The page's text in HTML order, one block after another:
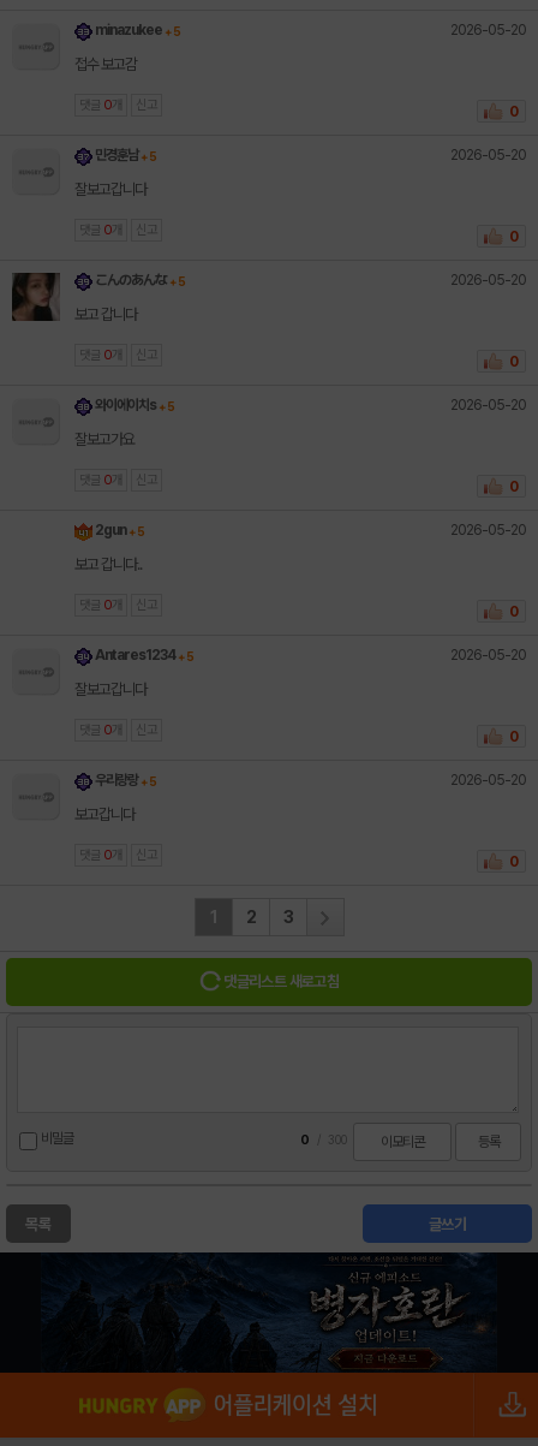
minazukee + 5 2026-05-20
접수 보고감
댓글 0 개 신고 0
민경훈남 + 5 2026-05-20
잘보고갑니다
댓글 0 개 신고 0
こんのあんな + 5 2026-05-20
보고 갑니다
댓글 0 개 신고 0
와이에이치s + 5 2026-05-20
잘보고가요
댓글 0 개 신고 0
2gun + 5 2026-05-20
보고 갑니다..
댓글 0 개 신고 0
Antares1234 + 5 2026-05-20
잘보고갑니다
댓글 0 개 신고 0
우리랑랑 + 5 2026-05-20
보고갑니다
댓글 0 개 신고 0
1 2 3
댓글리스트 새로고침
비밀글 0 300 이모티콘 등록
글쓰기
목록